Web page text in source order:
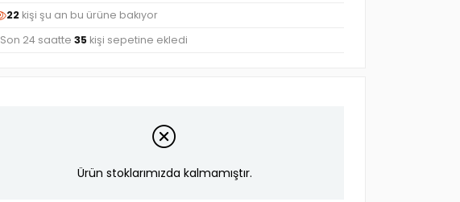
21kişi şu an bu ürüne bakıyor
Son 24 saatte 35 kişi sepetine ekledi
Ürün stoklarımızda kalmamıştır.